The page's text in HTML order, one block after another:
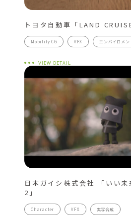
トヨタ自動車「LAND
Mobility CG VFX エンバイロメン
VIEW DETAIL
日本ガイシ株式会社 「いい未
2」
Character VFX 実写合成